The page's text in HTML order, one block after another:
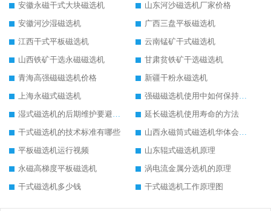
安徽永磁干式大块磁选机
山东河沙磁选机厂家价格
安徽河沙湿磁选机
广西三盘平板磁选机
江西干式平板磁选机
云南锰矿干式磁选机
山西铁矿干选永磁磁选机
甘肃贫铁矿干选磁选机
青海高强磁磁选机价格
新疆干粉永磁选机
上海永磁式磁选机
强磁磁选机使用中如何保持其顺畅运行
湿式磁选机的后期维护要避开哪些坑
延长磁选机使用寿命的方法
干式磁选机的技术标准有哪些
山西永磁筒式磁选机华体会手机网页版-华体会(中国)
平板磁选机运行视频
山东辊式磁选机原理
永磁高梯度平板磁选机
涡电流金属分选机的原理
干式磁选机多少钱
干式磁选机工作原理图